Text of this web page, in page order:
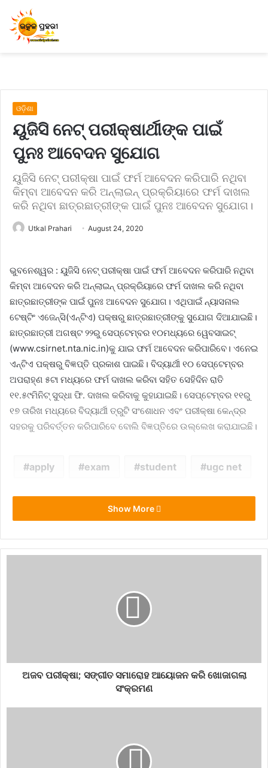
ଓଡ଼ିଶା
ୟୁଜିସି ନେଟ୍‍ ପରୀକ୍ଷାର୍ଥୀଙ୍କ ପାଇଁ
ପୁନଃ ଆବେଦନ ସୁଯୋଗ
ୟୁଜିସି ନେଟ୍‍ ପରୀକ୍ଷା ପାଇଁ ଫର୍ମ ଆବେଦନ କରିପାରି ନଥିବା
କିମ୍ବା ଆବେଦନ କରି ଅନ୍‍ଲାଇନ୍‍ ପ୍ରକ୍ରିୟାରେ ଫର୍ମ ଦାଖଲ
କରି ନଥିବା ଛାତ୍ରଛାତ୍ରୀଙ୍କ ପାଇଁ ପୁନଃ ଆବେଦନ ସୁଯୋଗ।
Utkal Prahari August 24, 2020
ଭୁବନେଶ୍ୱର : ୟୁଜିସି ନେଟ୍‍ ପରୀକ୍ଷା ପାଇଁ ଫର୍ମ ଆବେଦନ କରିପାରି ନଥିବା
କିମ୍ବା ଆବେଦନ କରି ଅନ୍‍ଲାଇନ୍‍ ପ୍ରକ୍ରିୟାରେ ଫର୍ମ ଦାଖଲ କରି ନଥିବା
ଛାତ୍ରଛାତ୍ରୀଙ୍କ ପାଇଁ ପୁନଃ ଆବେଦନ ସୁଯୋଗ। ଏଥିପାଇଁ ନ୍ୟାସନାଲ
ଟେଷ୍ଟିଂ ଏଜେନ୍ସି(ଏନ୍‍ଟିଏ) ପକ୍ଷରୁ ଛାତ୍ରଛାତ୍ରୀଙ୍କୁ ସୁଯୋଗ ଦିଆଯାଇଛି।
ଛାତ୍ରଛାତ୍ରୀ ଅଗଷ୍ଟ ୨୨ରୁ ସେପ୍ଟେମ୍ବର ୧୦ମଧ୍ୟରେ ୱେବସାଇଟ୍‍
(www.csirnet.nta.nic.in)କୁ ଯାଇ ଫର୍ମ ଆବେଦନ କରିପାରିବେ। ଏନେଇ
ଏନ୍‍ଟିଏ ପକ୍ଷରୁ ବିଜ୍ଞପ୍ତି ପ୍ରକାଶ ପାଇଛି। ବିଦ୍ୟାର୍ଥୀ ୧୦ ସେପ୍ଟେମ୍ବର
ଅପରାହ୍ଣ ୫ଟା ମଧ୍ୟରେ ଫର୍ମ ଦାଖଲ କରିବା ସହିତ ସେହିଦିନ ରାତି
୧୧.୫୯ମିନିଟ୍‍ ସୁଦ୍ଧା ଫି. ଦାଖଲ କରିବାକୁ କୁହାଯାଇଛି। ସେପ୍ଟେମ୍ବର ୧୧ରୁ
୧୭ ତାରିଖ ମଧ୍ୟରେ ବିଦ୍ୟାର୍ଥୀ ତ୍ରୁଟି ସଂଶୋଧନ ଏବଂ ପରୀକ୍ଷା କେନ୍ଦ୍ର
ସହରକୁ ପରିବର୍ତ୍ତନ କରିପାରିବେ ବୋଲି ବିଜ୍ଞପ୍ତିରେ ଉଲ୍ଲେଖ କରାଯାଇଛି।
apply exam student ugc net
Show More
ଅଜବ ପରୀକ୍ଷା; ସଙ୍ଗୀତ ସମାରୋହ ଆୟୋଜନ କରି ଖୋଜାଗଲା
ସଂକ୍ରମଣ